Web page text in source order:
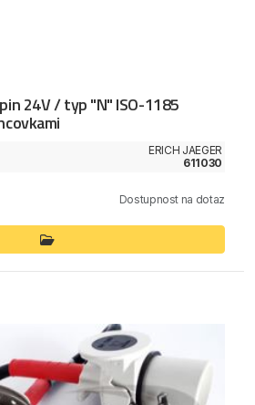
24V / typ "N" ISO-1185
ERICH JAEGER
611030
Dostupnost na dotaz